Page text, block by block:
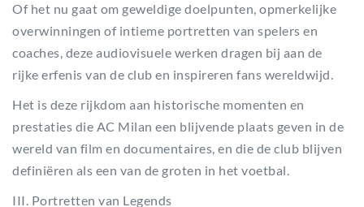
Of het nu gaat om geweldige doelpunten, opmerkelijke
overwinningen of intieme portretten van spelers en
coaches, deze audiovisuele werken dragen bij aan de
rijke erfenis van de club en inspireren fans wereldwijd.
Het is deze rijkdom aan historische momenten en
prestaties die AC Milan een blijvende plaats geven in de
wereld van film en documentaires, en die de club blijven
definiëren als een van de groten in het voetbal.
III. Portretten van Legends